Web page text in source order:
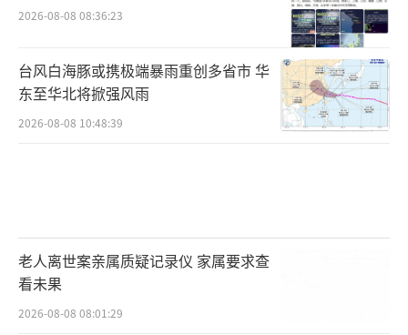
2026-08-08 08:36:23
台风白海豚或携极端暴雨重创多省市 华
东至华北将掀强风雨
2026-08-08 10:48:39
老人离世案亲属质疑记录仪 家属要求查
看未果
2026-08-08 08:01:29